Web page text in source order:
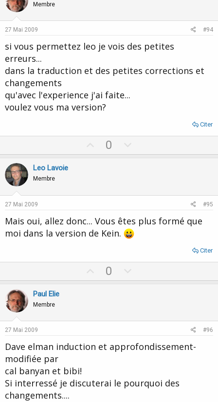
t
v
e
Membre
27 Mai 2009 #94
si vous permettez leo je vois des petites
erreurs...
dans la traduction et des petites corrections et
changements
qu'avec l'experience j'ai faite...
voulez vous ma version?
Citer
p
0
o
e
Leo Lavoie
Membre
27 Mai 2009 #95
Mais oui, allez donc... Vous êtes plus formé que
moi dans la version de Kein.
Citer
p
t
0
o
v
t
e
Paul Elie
Membre
27 Mai 2009 #96
Dave elman induction et approfondissement-
modifiée par
cal banyan et bibi!
Si interressé je discuterai le pourquoi des
changements....